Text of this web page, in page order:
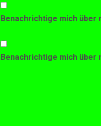
Benachrichtige mich über
Benachrichtige mich über